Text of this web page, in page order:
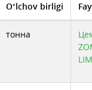
O‘lchov birligi
тонна